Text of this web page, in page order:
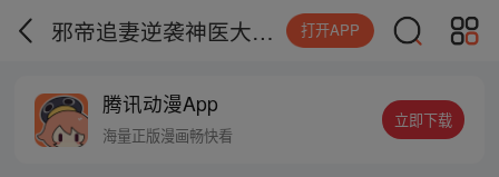
邪帝追妻逆袭神医大小姐 打开APP
腾讯动漫App
海量正版漫画畅快看
立即下载